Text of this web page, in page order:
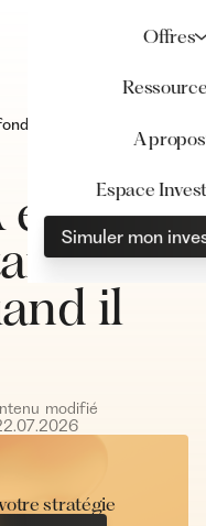
Offres
A propos
Espace
Simuler mon
en
et
il
modifié
.07.2026
stratégie